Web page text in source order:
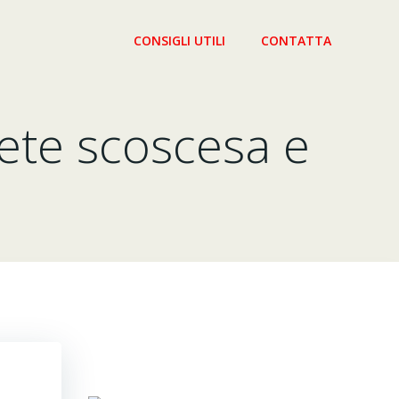
CONSIGLI UTILI CONTATTA
scoscesa e